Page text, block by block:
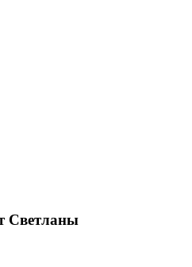
Светланы